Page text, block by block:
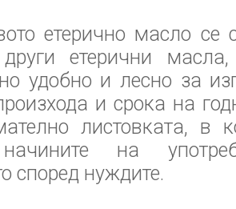
етерично масло се
етерични
удобно и лесно за
и срока на
листовката, в
начините на
според нуждите.